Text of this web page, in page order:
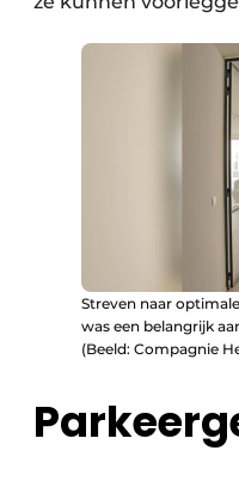
Streven naar
was een belangrijk
(Beeld: Compagnie